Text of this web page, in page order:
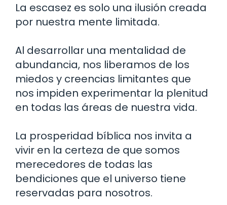
La escasez es solo una ilusión creada
por nuestra mente limitada.
Al desarrollar una mentalidad de
abundancia, nos liberamos de los
miedos y creencias limitantes que
nos impiden experimentar la plenitud
en todas las áreas de nuestra vida.
La prosperidad bíblica nos invita a
vivir en la certeza de que somos
merecedores de todas las
bendiciones que el universo tiene
reservadas para nosotros.